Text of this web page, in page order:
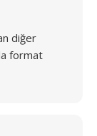
diğer
format